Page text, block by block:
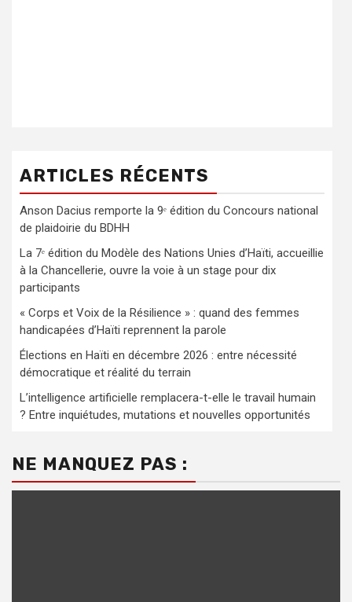
ARTICLES RÉCENTS
Anson Dacius remporte la 9ᵉ édition du Concours national
de plaidoirie du BDHH
La 7ᵉ édition du Modèle des Nations Unies d’Haïti, accueillie
à la Chancellerie, ouvre la voie à un stage pour dix
participants
« Corps et Voix de la Résilience » : quand des femmes
handicapées d’Haïti reprennent la parole
Élections en Haïti en décembre 2026 : entre nécessité
démocratique et réalité du terrain
L’intelligence artificielle remplacera-t-elle le travail humain
? Entre inquiétudes, mutations et nouvelles opportunités
NE MANQUEZ PAS :